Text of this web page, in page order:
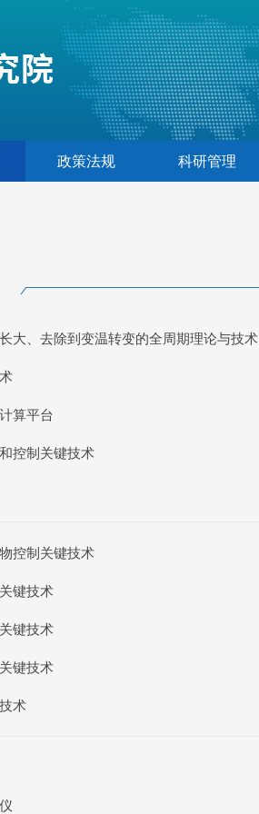
政策法规 科研管理
大、去除到变温转变的全周期理论与技术
算平台
控制关键技术
控制关键技术
键技术
键技术
键技术
术